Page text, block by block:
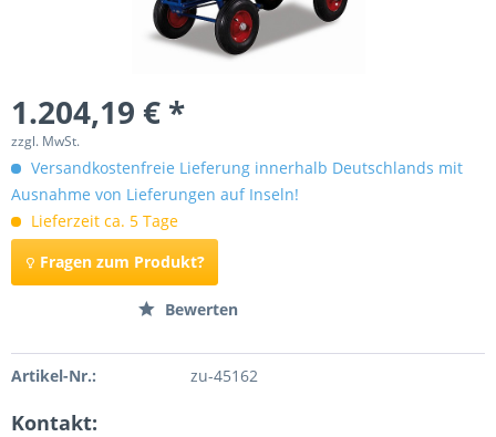
1.204,19 € *
zzgl. MwSt.
Versandkostenfreie Lieferung innerhalb Deutschlands mit
Ausnahme von Lieferungen auf Inseln!
Lieferzeit ca. 5 Tage
Fragen zum Produkt?
Bewerten
Artikel-Nr.: zu-45162
Kontakt: